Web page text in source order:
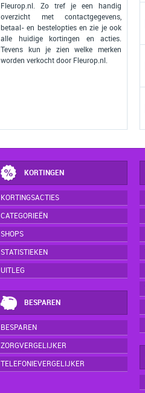
3
Fleurop.nl. Zo tref je een handig
overzicht met contactgegevens,
betaal- en bestelopties en zie je ook
alle huidige kortingen en acties.
Tevens kun je zien welke merken
worden verkocht door Fleurop.nl.
KORTINGEN
KORTINGSACTIES
CATEGORIEËN
SHOPS
STATISTIEKEN
UITLEG
BESPAREN
BESPAREN
ZORGVERGELIJKER
TELEFONIEVERGELIJKER